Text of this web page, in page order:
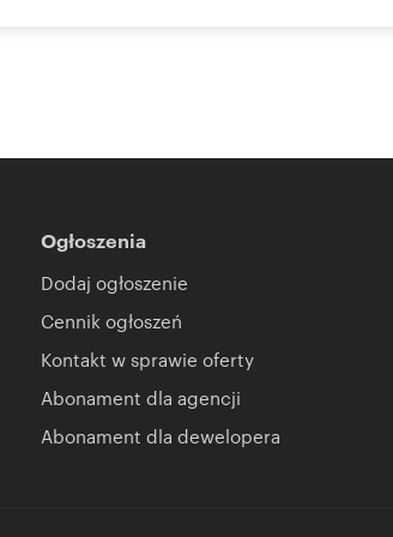
Ogłoszenia
Dodaj ogłoszenie
Cennik ogłoszeń
Kontakt w sprawie oferty
Abonament dla agencji
Abonament dla dewelopera